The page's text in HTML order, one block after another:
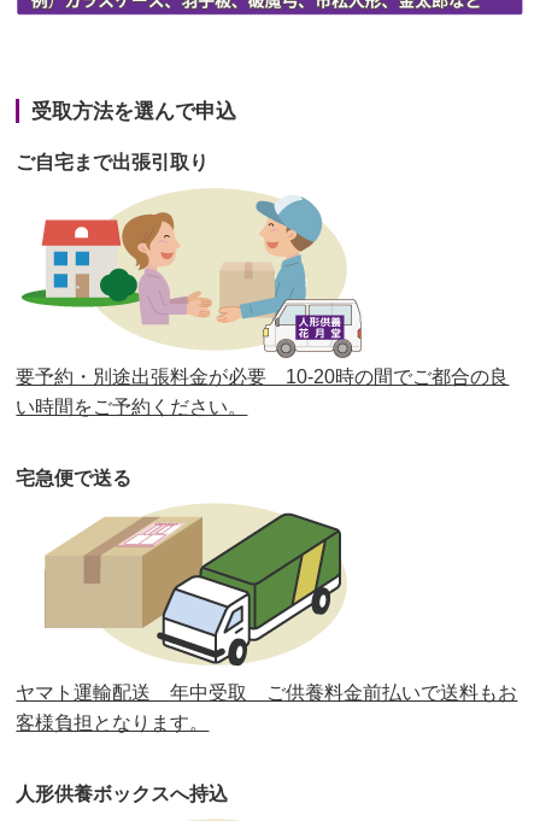
第39回人形供養祭令和2年10月22日(木)
第38回人形供養祭 令和2年8月26日(水)
第37回人形供養祭 令和2年6月8日(月)
第36回人形供養祭 令和2年4月16日(木)
第35回人形供養祭令和2年2月13日(木)
第33回人形供養祭
第32回人形供養祭 令和元年6月12日(水)
第31回人形供養祭 平成31年3月13日(水)
第30回人形供養祭平成30年11月28日(水)
第29回人形供養祭平成30年5月23日(水)
第27回人形供養祭平成29年6月14日(水)
受取方法を選んで申込
ご自宅まで出張引取り
要予約・別途出張料金が必要 10-20時の間でご都合の良
い時間をご予約ください。
宅急便で送る
ヤマト運輸配送 年中受取 ご供養料金前払いで送料もお
客様負担となります。
人形供養ボックスへ持込